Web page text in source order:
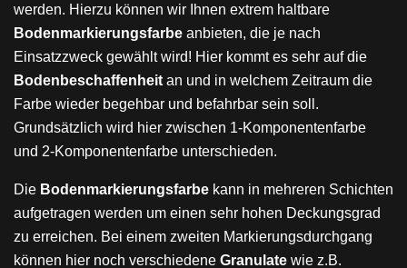
werden. Hierzu können wir Ihnen extrem haltbare
Bodenmarkierungsfarbe anbieten, die je nach
Einsatzzweck gewählt wird! Hier kommt es sehr auf die
Bodenbeschaffenheit an und in welchem Zeitraum die
Farbe wieder begehbar und befahrbar sein soll.
Grundsätzlich wird hier zwischen 1-Komponentenfarbe
und 2-Komponentenfarbe unterschieden.
Die Bodenmarkierungsfarbe kann in mehreren Schichten
aufgetragen werden um einen sehr hohen Deckungsgrad
zu erreichen. Bei einem zweiten Markierungsdurchgang
können hier noch verschiedene Granulate wie z.B.